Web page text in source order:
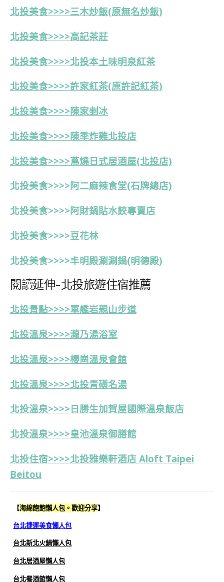
北投美食>>>>三木炒飯(原無名炒飯)
北投美食>>>>高記茶莊
北投美食>>>>北投本土味明泉紅茶
北投美食>>>>許家紅茶(原許記紅茶)
北投美食>>>>陳家剉冰
北投美食>>>>陳季炸雞北投店
北投美食>>>>蔦燒日式居酒屋(北投店)
北投美食>>>>阿二麻辣食堂(石牌總店)
北投美食>>>>阿財鍋貼水餃專賣店
北投美食>>>>豆花林
北投美食>>>>丰明殿涮涮鍋(明德殿)
閱讀延伸-北投旅遊住宿推薦
北投景點>>>>軍艦岩親山步道
北投溫泉>>>>瀧乃湯浴室
北投溫泉>>>>櫻崗溫泉會館
北投溫泉>>>>北投青磺名湯
北投溫泉>>>>日勝生加賀屋國際溫泉飯店
北投溫泉>>>>皇池溫泉御膳館
北投住宿>>>>北投雅樂軒酒店 Aloft Taipei
Beitou
【海綿飽飽懶人包。歡迎分享】
台北捷運美食懶人包
台北新北火鍋懶人包
台北居酒屋懶人包
台北餐酒館懶人包